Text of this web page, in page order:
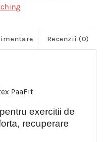
Recenzii (0)
PaaFit
exercitii de
recuperare